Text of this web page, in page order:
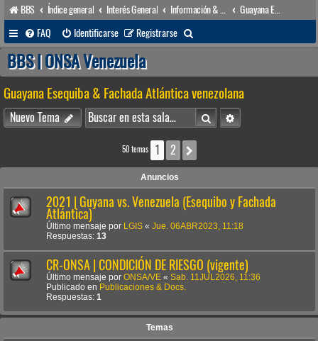
BBS Índice general Interés General
Guayana Esequiba & Fachada Atlántica venezolana
FAQ
Identificarse Registrarse
u
c
a
r
BBS | ONSA Venezuela
Guayana Esequiba & Fachada Atlántica venezolana
Nuevo Tema BuscarBúsqueda avanzada
50 temas 1 2
Anuncios
2021 | Guyana vs. Venezuela (Esequibo y Fachada
Atlántica)
Último mensaje por LGIS « Jue. 06ABR2023, 11:18
Respuestas: 13
CR-ONSA | CONDICIÓN DE RIESGO (vigente)
Último mensaje por ONSA/VE « Sab. 11JUL2026, 11:36
Publicado en Publicaciones & Docs.
Respuestas: 1
Temas